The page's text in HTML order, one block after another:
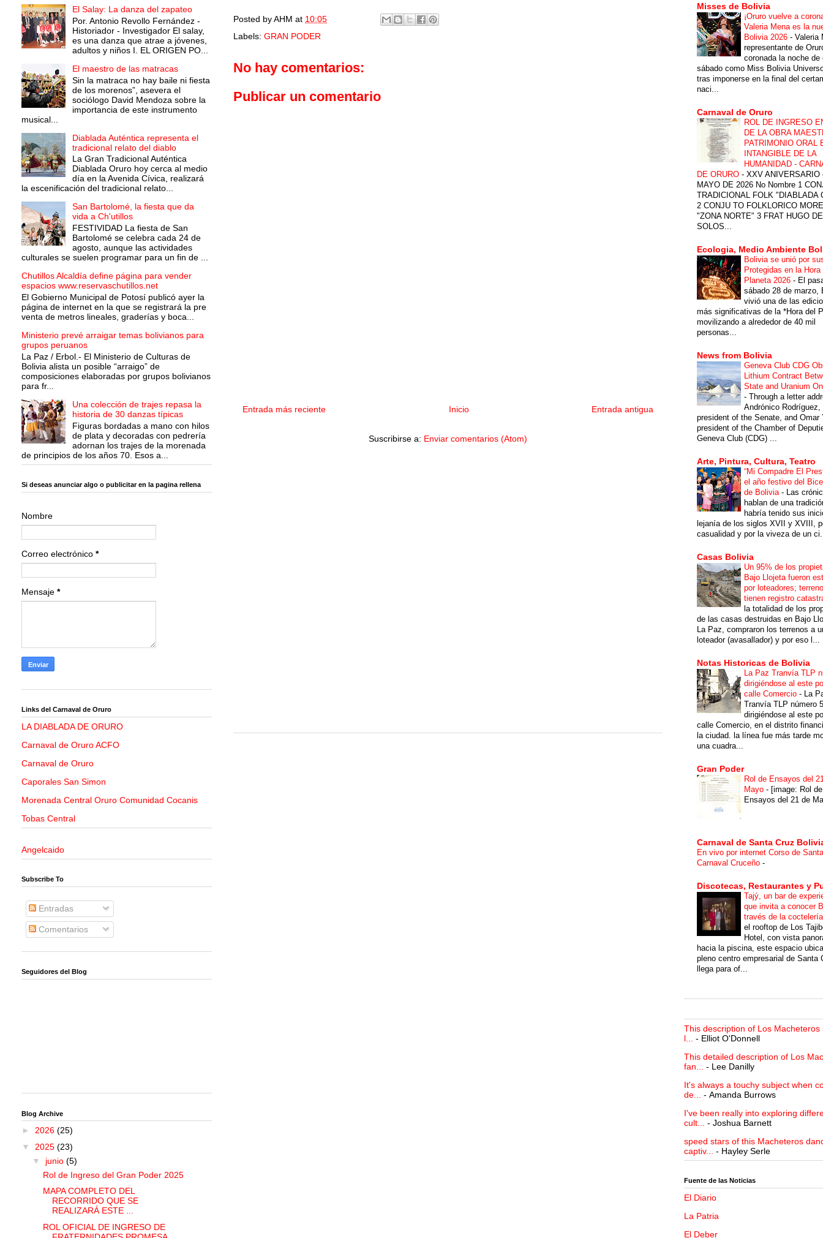
Posted byAHM at 10:05
Labels: GRAN PODER
No hay comentarios:
Publicar un comentario
Entrada más reciente Entrada antigua
Inicio
Suscribirse a: Enviar comentarios (Atom)
El Salay: La danza del zapateo
Por. Antonio Revollo Fernández -
Historiador - Investigador El salay,
es una danza que atrae a jóvenes,
adultos y niños I. EL ORIGEN PO...
El maestro de las matracas
Sin la matraca no hay baile ni fiesta
de los morenos”, asevera el
sociólogo David Mendoza sobre la
importancia de este instrumento
musical...
Diablada Auténtica representa el
tradicional relato del diablo
La Gran Tradicional Auténtica
Diablada Oruro hoy cerca al medio
día en la Avenida Cívica, realizará
la escenificación del tradicional relato...
San Bartolomé, la fiesta que da
vida a Ch'utillos
FESTIVIDAD La fiesta de San
Bartolomé se celebra cada 24 de
agosto, aunque las actividades
culturales se suelen programar para un fin de ...
Chutillos Alcaldía define página para vender
espacios www.reservaschutillos.net
El Gobierno Municipal de Potosí publicó ayer la
página de internet en la que se registrará la pre
venta de metros lineales, graderías y boca...
Ministerio prevé arraigar temas bolivianos para
grupos peruanos
La Paz / Erbol.- El Ministerio de Culturas de
Bolivia alista un posible “arraigo” de
composiciones elaboradas por grupos bolivianos
para fr...
Una colección de trajes repasa la
historia de 30 danzas típicas
Figuras bordadas a mano con hilos
de plata y decoradas con pedrería
adornan los trajes de la morenada
de principios de los años 70. Esos a...
Si deseas anunciar algo o publicitar en la pagina rellena
Nombre
Correo electrónico *
Mensaje *
Links del Carnaval de Oruro
LA DIABLADA DE ORURO
Carnaval de Oruro ACFO
Carnaval de Oruro
Caporales San Simon
Morenada Central Oruro Comunidad Cocanis
Tobas Central
Angelcaido
Subscribe To
Entradas
Comentarios
Seguidores del Blog
Blog Archive
► 2026 (25)
▼ 2025 (23)
▼ junio (5)
Rol de Ingreso del Gran Poder 2025
MAPA COMPLETO DEL
RECORRIDO QUE SE
REALIZARÁ ESTE ...
ROL OFICIAL DE INGRESO DE
Misses de Bolivia
¡Oruro vuelve a
Valeria Mena es la
Bolivia 2026 - Valeria
representante de
coronada la noche de
sábado como Miss Bolivia
tras imponerse en la final del
naci...
Carnaval de Oruro
ROL DE INGRESO
DE LA OBRA
PATRIMONIO ORAL
INTANGIBLE DE LA
HUMANIDAD -
DE ORURO - XXV ANIVERSARIO
MAYO DE 2026 No Nombre 1
TRADICIONAL FOLK "DIABLADA
2 CONJU TO FOLKLORICO
"ZONA NORTE" 3 FRAT HUGO
SOLOS...
Ecologia, Medio Ambiente
Bolivia se unió por
Protegidas en la Hora
Planeta 2026 - El
sábado 28 de marzo,
vivió una de las
más significativas de la *Hora del
movilizando a alrededor de 40 mil
personas...
News from Bolivia
Geneva Club CDG
Lithium Contract
State and Uranium
- Through a letter
Andrónico Rodríguez,
president of the Senate, and Omar
president of the Chamber of
Geneva Club (CDG) ...
Arte, Pintura, Cultura, Teatro
“Mi Compadre El
el año festivo del
de Bolivia - Las
hablan de una
habría tenido sus
lejanía de los siglos XVII y XVIII,
casualidad y por la viveza de un
Casas Bolivia
Un 95% de los
Bajo Llojeta fueron
por loteadores;
tienen registro
la totalidad de los
de las casas destruidas en Bajo
La Paz, compraron los terrenos a
loteador (avasallador) y por eso l...
Notas Historicas de Bolivia
La Paz Tranvía TLP
dirigiéndose al este
calle Comercio - La
Tranvía TLP número 5
dirigiéndose al este
calle Comercio, en el distrito
la ciudad. la línea fue más tarde
una cuadra...
Gran Poder
Rol de Ensayos del
Mayo - [image: Rol de
Ensayos del 21 de
Carnaval de Santa Cruz
En vivo por internet Corso de
Carnaval Cruceño -
Discotecas, Restaurantes y
Tajý, un bar de
que invita a conocer
través de la
el rooftop de Los
Hotel, con vista
hacia la piscina, este espacio
pleno centro empresarial de Santa
llega para of...
This description of Los Macheteros
l...
- Elliot O'Donnell
This detailed description of Los
fan...
- Lee Danilly
It's always a touchy subject when
de...
- Amanda Burrows
I've been really into exploring
cult...
- Joshua Barnett
speed stars of this Macheteros
captiv...
- Hayley Serle
Fuente de las Noticias
El Diario
La Patria
El Deber